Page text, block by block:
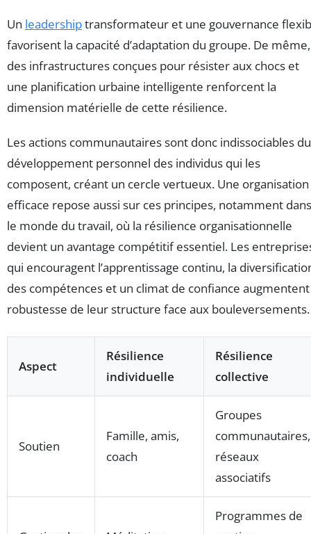
Un leadershiptransformateur et une gouvernance
favorisent la capacité d’adaptation du groupe. De même,
des infrastructures conçues pour résister aux chocs et
une planification urbaine intelligente renforcent la
dimension matérielle de cette résilience.
Les actions communautaires sont donc indissociables du
développement personnel des individus qui les
composent, créant un cercle vertueux. Une organisation
efficace repose aussi sur ces principes, notamment dans
le monde du travail, où la résilience organisationnelle
devient un avantage compétitif essentiel. Les
qui encouragent l’apprentissage continu, la
des compétences et un climat de confiance
robustesse de leur structure face aux bouleversements.
Aspect
Résilience
individuelle
Résilience
collective
Soutien
Famille, amis,
coach
Groupes
communautaires,
réseaux
associatifs
Programmes de